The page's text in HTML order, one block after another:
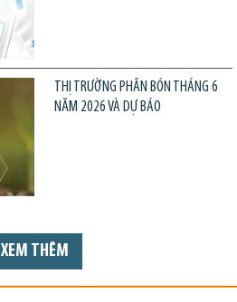
THỊ TRƯỜNG PHÂN BÓN THÁNG 6
NĂM 2026 VÀ DỰ BÁO
XEM THÊM